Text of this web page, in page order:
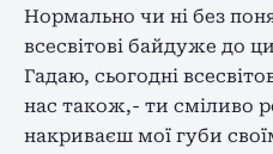
Нормально чи ні без
всесвітові байдуже до
Гадаю, сьогодні
нас також,- ти сміливо
накриваєш мої губи